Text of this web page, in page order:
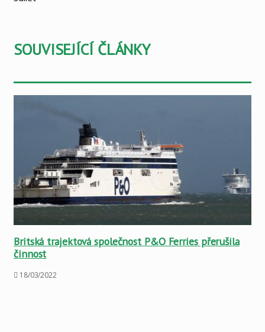
SOUVISEJÍCÍ ČLÁNKY
Britská trajektová společnost P&O Ferries přerušila
činnost
18/03/2022